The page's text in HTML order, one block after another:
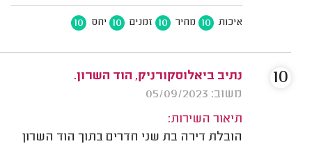
איכות 10 מחיר 10 זמנים 10 יחס 10
נתיב ביאלוסקורניק, הוד השרון.
משוב: 05/09/2023
תיאור השירות:
הובלת דירה בת שני חדרים בתוך הוד השרון
10